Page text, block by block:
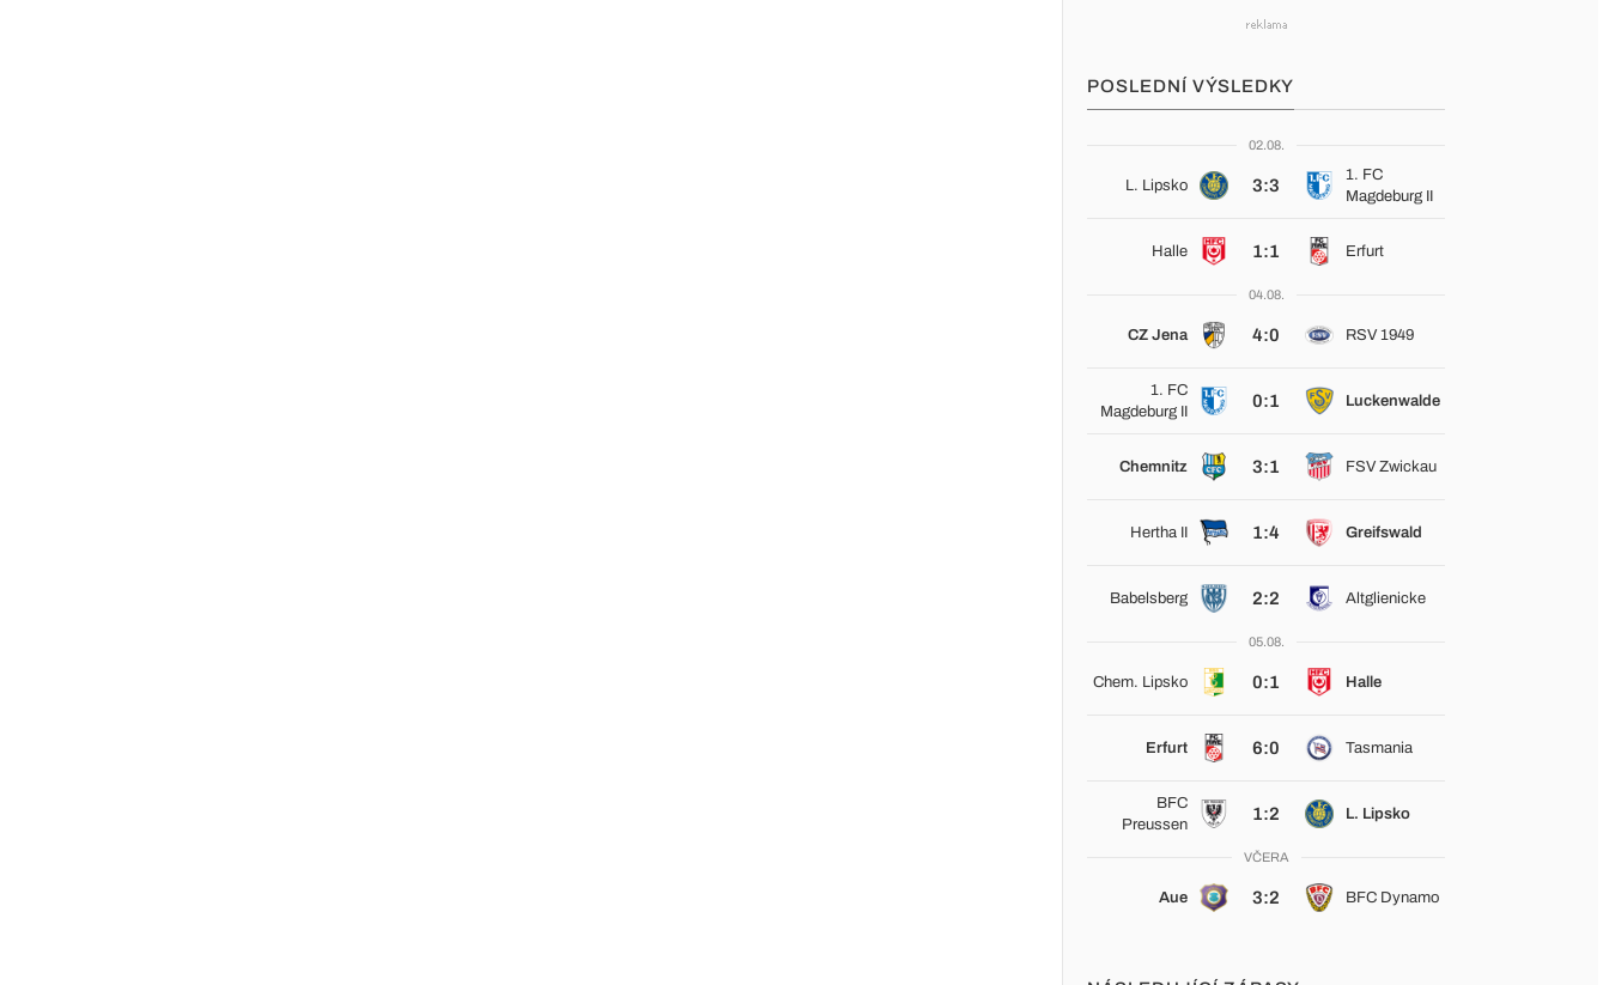
POSLEDNÍ VÝSLEDKY
02.08.
L. Lipsko 3:3
1. FC
Magdeburg II
Halle 1:1 Erfurt
04.08.
CZ Jena 4:0 RSV 1949
1. FC
Magdeburg II
0:1 Luckenwalde
Chemnitz 3:1 FSV Zwickau
Hertha II 1:4 Greifswald
Babelsberg 2:2 Altglienicke
05.08.
Chem. Lipsko 0:1 Halle
Erfurt 6:0 Tasmania
BFC
Preussen
1:2 L. Lipsko
VČERA
Aue 3:2 BFC Dynamo